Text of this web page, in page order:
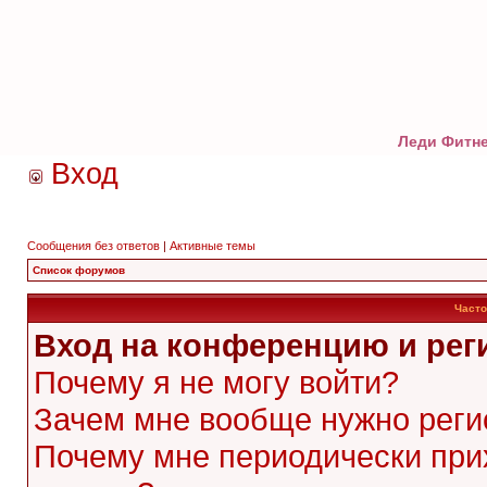
Леди
Вход
Сообщения без ответов | Активные темы
Список форумов
Вход на конференцию и
Почему я не могу войти?
Зачем мне вообще нужно
Почему мне периодически